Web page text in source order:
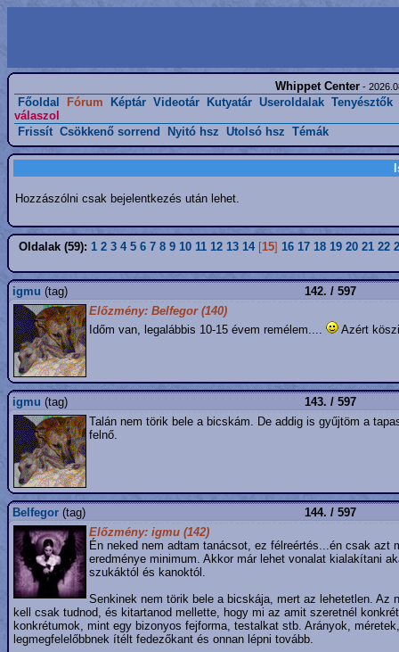
Whippet Center -
Főoldal Fórum Képtár Videotár Kutyatár Useroldalak Tenyésztők
válaszol
Frissít Csökkenő sorrend Nyitó hsz Utolsó hsz Témák
Hozzászólni csak bejelentkezés után lehet.
Oldalak (59): 1 2 3 4 5 6 7 8 9 10 11 12 13 14 [15] 16 17 18 19 20 21 22
igmu (tag)
142. / 597
Előzmény: Belfegor (140)
Időm van, legalábbis 10-15 évem remélem....
Azért
igmu (tag)
143. / 597
Talán nem törik bele a bicskám. De addig is gyűjtöm a
felnő.
Belfegor (tag)
144. / 597
Előzmény: igmu (142)
Én neked nem adtam tanácsot, ez félreértés...én csak
eredménye minimum. Akkor már lehet vonalat kialakítani
szukáktól és kanoktól.
Senkinek nem törik bele a bicskája, mert az lehetetlen.
kell csak tudnod, és kitartanod mellette, hogy mi az amit szeretnél
konkrétumok, mint egy bizonyos fejforma, testalkat stb. Arányok,
legmegfelelőbbnek ítélt fedezőkant és onnan lépni tovább.